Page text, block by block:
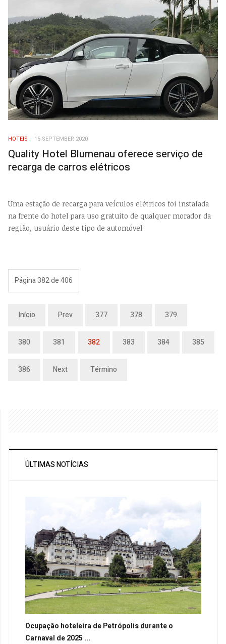
HOTEIS 15 SEPTEMBER 2020
Quality Hotel Blumenau oferece serviço de
recarga de carros elétricos
Uma estação de recarga para veículos elétricos foi instalada
na frente do hotel para uso gratuito de qualquer morador da
região, usuário deste tipo de automóvel
Página 382 de 406
Início Prev 377 378 379
380 381 382 383 384 385
386 Next Término
ÚLTIMAS NOTÍCIAS
Ocupação hoteleira de Petrópolis durante o
Carnaval de 2025 ...